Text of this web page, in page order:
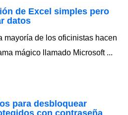
de Excel simples pero
datos
mayoría de los oficinistas hacen
mágico llamado Microsoft ...
para desbloquear